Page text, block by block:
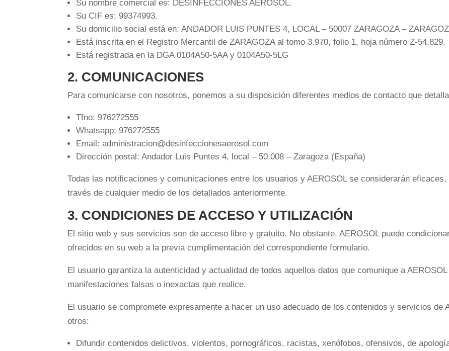
Su nombre comercial es: DESINFECCIONES AEROSOL.
Su CIF es: 99374993.
Su domicilio social está en: ANDADOR LUIS PUNTES 4, LOCAL – 50007 ZARAGOZA –
Está inscrita en el Registro Mercantil de ZARAGOZA al tomo 3.970, folio 1, hoja número Z-54.829.
Está registrada en la DGA 0104A50-5AA y 0104A50-5LG
2. COMUNICACIONES
Para comunicarse con nosotros, ponemos a su disposición diferentes medios de contacto que
Tfno: 976272555
Whatsapp: 976272555
Email: administracion@desinfeccionesaerosol.com
Dirección postal: Andador Luis Puntes 4, local – 50.008 – Zaragoza (España)
Todas las notificaciones y comunicaciones entre los usuarios y AEROSOL se considerarán
través de cualquier medio de los detallados anteriormente.
3. CONDICIONES DE ACCESO Y UTILIZACIÓN
El sitio web y sus servicios son de acceso libre y gratuito. No obstante, AEROSOL puede
ofrecidos en su web a la previa cumplimentación del correspondiente formulario.
El usuario garantiza la autenticidad y actualidad de todos aquellos datos que comunique a
manifestaciones falsas o inexactas que realice.
El usuario se compromete expresamente a hacer un uso adecuado de los contenidos y servicios de
otros:
Difundir contenidos delictivos, violentos, pornográficos, racistas, xenófobos, ofensivos, de